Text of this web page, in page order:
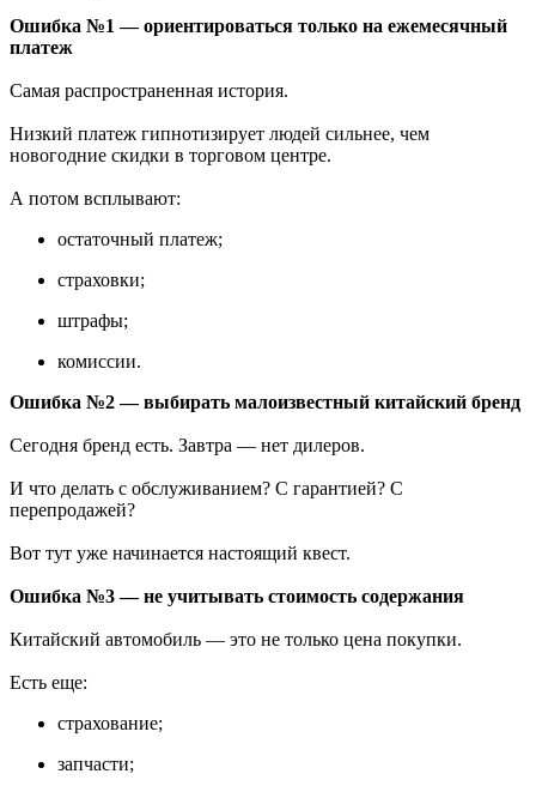
Ошибка №1 — ориентироваться только на ежемесячный
платеж
Самая распространенная история.
Низкий платеж гипнотизирует людей сильнее, чем
новогодние скидки в торговом центре.
А потом всплывают:
остаточный платеж;
страховки;
штрафы;
комиссии.
Ошибка №2 — выбирать малоизвестный китайский бренд
Сегодня бренд есть. Завтра — нет дилеров.
И что делать с обслуживанием? С гарантией? С
перепродажей?
Вот тут уже начинается настоящий квест.
Ошибка №3 — не учитывать стоимость содержания
Китайский автомобиль — это не только цена покупки.
Есть еще:
страхование;
запчасти;